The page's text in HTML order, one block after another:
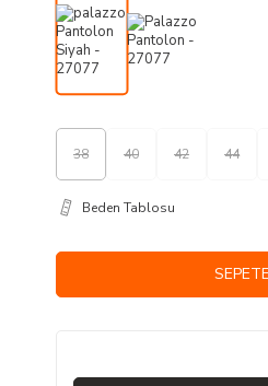
38 40 42 44
Beden Tablosu